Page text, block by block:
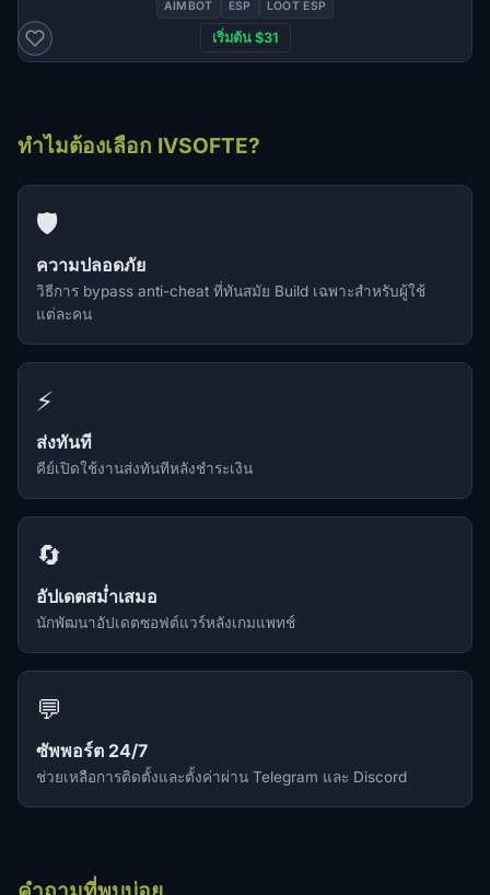
AIMBOT ESP LOOT ESP
เริ่มต้น $31
ทำไมต้องเลือก IVSOFTE?
🛡️
ความปลอดภัย
วิธีการ bypass anti-cheat ที่ทันสมัย Build เฉพาะสำหรับผู้ใช้
แต่ละคน
⚡
ส่งทันที
คีย์เปิดใช้งานส่งทันทีหลังชำระเงิน
🔄
อัปเดตสม่ำเสมอ
นักพัฒนาอัปเดตซอฟต์แวร์หลังเกมแพทช์
💬
ซัพพอร์ต 24/7
ช่วยเหลือการติดตั้งและตั้งค่าผ่าน Telegram และ Discord